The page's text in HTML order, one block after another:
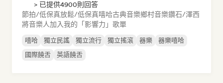
> 已提供4900則回答
節拍/低保真放鬆/低保真嘻哈古典音樂鄉村音樂鑽石/澤西
將音樂人加入我的「影響力」歌單
嘻哈 獨立民謠 獨立流行 獨立搖滾 器樂
器樂嘻哈
國際饒舌
英語饒舌